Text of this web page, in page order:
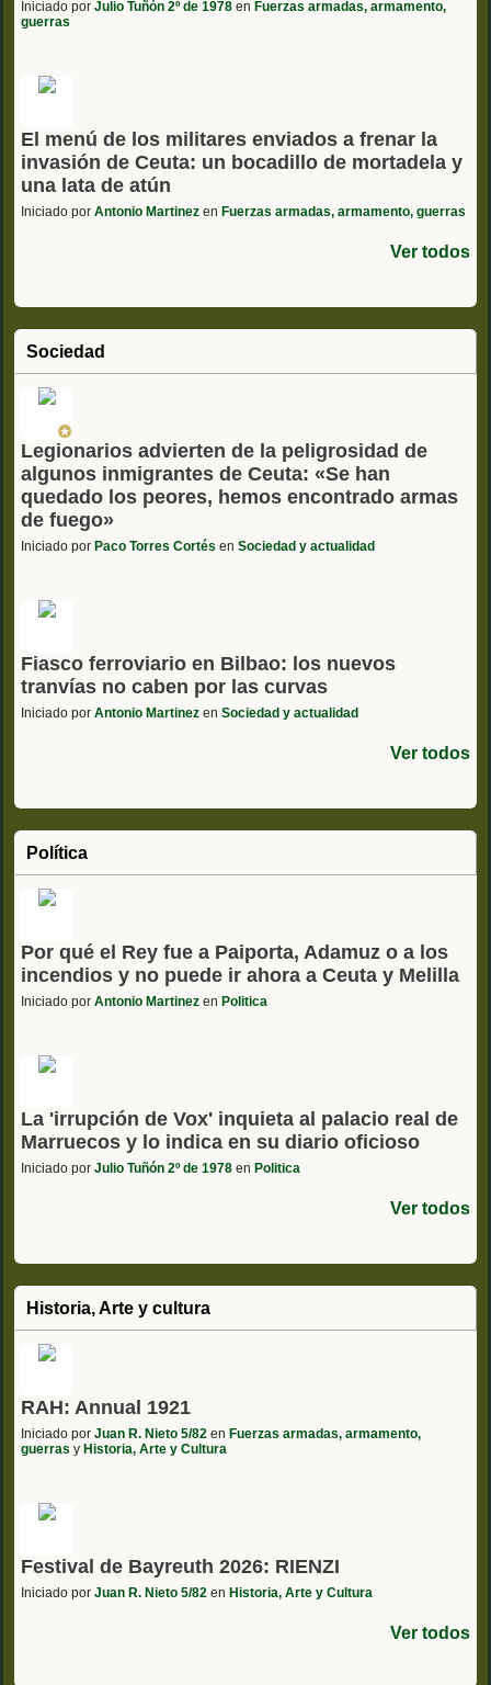
Iniciado por Julio Tuñón 2º de 1978 en Fuerzas armadas, armamento,
guerras
El menú de los militares enviados a frenar la
invasión de Ceuta: un bocadillo de mortadela y
una lata de atún
Iniciado por Antonio Martinez en Fuerzas armadas, armamento, guerras
Ver todos
Sociedad
Legionarios advierten de la peligrosidad de
algunos inmigrantes de Ceuta: «Se han
quedado los peores, hemos encontrado armas
de fuego»
Iniciado por Paco Torres Cortés en Sociedad y actualidad
Fiasco ferroviario en Bilbao: los nuevos
tranvías no caben por las curvas
Iniciado por Antonio Martinez en Sociedad y actualidad
Ver todos
Política
Por qué el Rey fue a Paiporta, Adamuz o a los
incendios y no puede ir ahora a Ceuta y Melilla
Iniciado por Antonio Martinez en Politica
La 'irrupción de Vox' inquieta al palacio real de
Marruecos y lo indica en su diario oficioso
Iniciado por Julio Tuñón 2º de 1978 en Politica
Ver todos
Historia, Arte y cultura
RAH: Annual 1921
Iniciado por Juan R. Nieto 5/82 en Fuerzas armadas, armamento,
guerras y Historia, Arte y Cultura
Festival de Bayreuth 2026: RIENZI
Iniciado por Juan R. Nieto 5/82 en Historia, Arte y Cultura
Ver todos